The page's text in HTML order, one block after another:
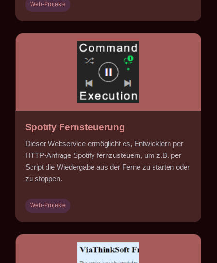
Web-Projekte
Spotify Fernsteuerung
Dieser Webservice ermöglicht es, Entwicklern per
HTTP-Anfrage Spotify fernzusteuern, um z.B. per
Script die Wiedergabe aus der Ferne zu starten oder
zu stoppen.
Web-Projekte